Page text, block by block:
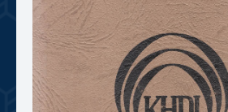
VR 역사관